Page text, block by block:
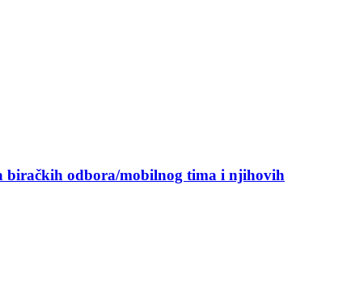
biračkih odbora/mobilnog tima i njihovih